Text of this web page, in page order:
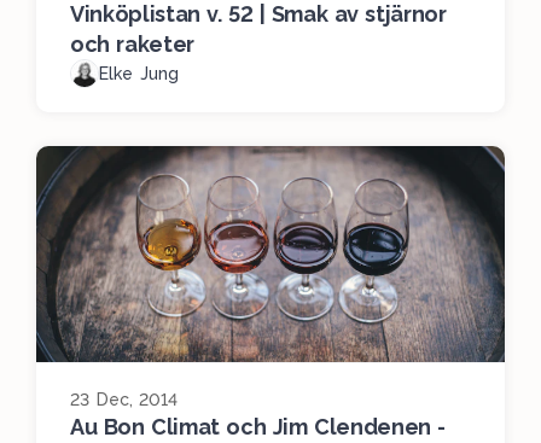
Vinköplistan v. 52 | Smak av stjärnor
och raketer
Elke Jung
23 Dec, 2014
Au Bon Climat och Jim Clendenen -